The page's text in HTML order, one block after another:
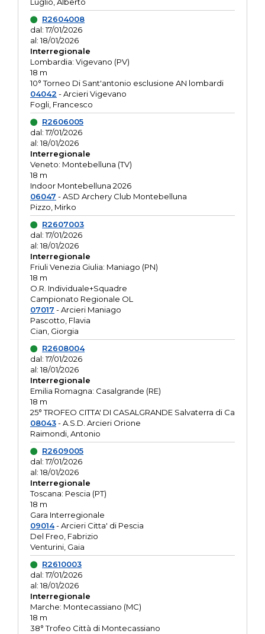
R2604008
dal: 17/01/2026
al: 18/01/2026
Interregionale
Lombardia: Vigevano (PV)
18 m
10° Torneo Di Sant'antonio esclusione AN lombardi
04042 - Arcieri Vigevano
Fogli, Francesco
R2606005
dal: 17/01/2026
al: 18/01/2026
Interregionale
Veneto: Montebelluna (TV)
18 m
Indoor Montebelluna 2026
06047 - ASD Archery Club Montebelluna
Pizzo, Mirko
R2607003
dal: 17/01/2026
al: 18/01/2026
Interregionale
Friuli Venezia Giulia: Maniago (PN)
18 m
O.R. Individuale+Squadre
Campionato Regionale OL
07017 - Arcieri Maniago
Pascotto, Flavia
Cian, Giorgia
R2608004
dal: 17/01/2026
al: 18/01/2026
Interregionale
Emilia Romagna: Casalgrande (RE)
18 m
25° TROFEO CITTA' DI CASALGRANDE Salvaterra di Ca
08043- A.S.D. Arcieri Orione
Raimondi, Antonio
R2609005
dal: 17/01/2026
al: 18/01/2026
Interregionale
Toscana: Pescia (PT)
18 m
Gara Interregionale
09014- Arcieri Citta' di Pescia
Del Freo, Fabrizio
Venturini, Gaia
R2610003
dal: 17/01/2026
al: 18/01/2026
Interregionale
Marche: Montecassiano (MC)
18 m
38° Trofeo Città di Montecassiano